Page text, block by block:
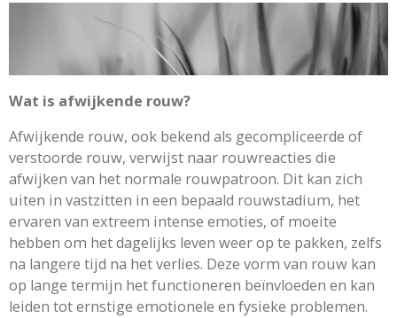
Wat is afwijkende rouw?
Afwijkende rouw, ook bekend als gecompliceerde of
verstoorde rouw, verwijst naar rouwreacties die
afwijken van het normale rouwpatroon. Dit kan zich
uiten in vastzitten in een bepaald rouwstadium, het
ervaren van extreem intense emoties, of moeite
hebben om het dagelijks leven weer op te pakken, zelfs
na langere tijd na het verlies. Deze vorm van rouw kan
op lange termijn het functioneren beïnvloeden en kan
leiden tot ernstige emotionele en fysieke problemen.